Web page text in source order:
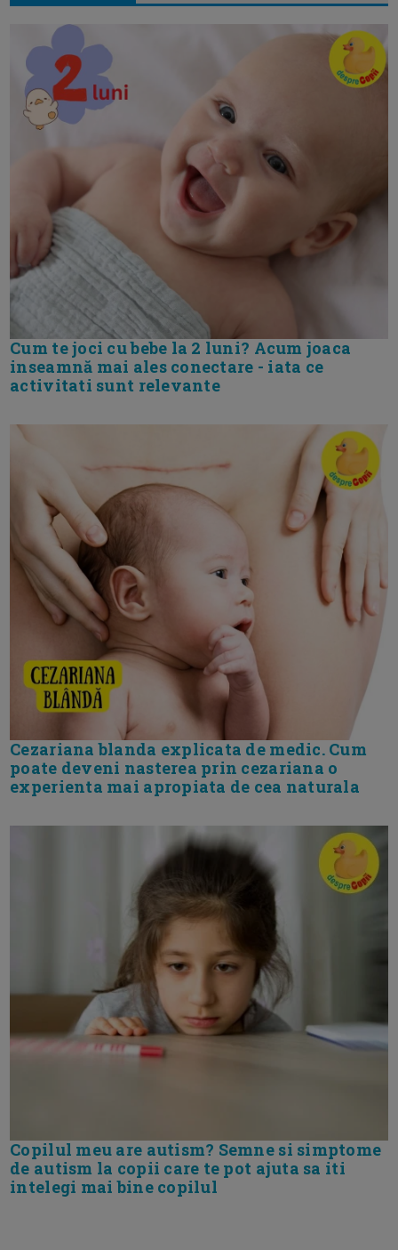
Cum te joci cu bebe la 2 luni? Acum joaca
inseamnă mai ales conectare - iata ce
activitati sunt relevante
Cezariana blanda explicata de medic. Cum
poate deveni nasterea prin cezariana o
experienta mai apropiata de cea naturala
Copilul meu are autism? Semne si simptome
de autism la copii care te pot ajuta sa iti
intelegi mai bine copilul